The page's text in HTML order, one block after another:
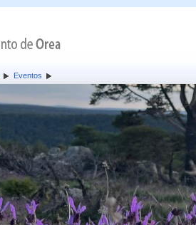
Eventos